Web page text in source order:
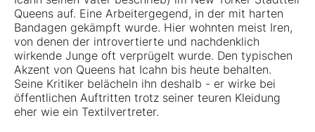
Queens auf. Eine Arbeitergegend, in der mit harten
Bandagen gekämpft wurde. Hier wohnten meist Iren,
von denen der introvertierte und nachdenklich
wirkende Junge oft verprügelt wurde. Den typischen
Akzent von Queens hat Icahn bis heute behalten.
Seine Kritiker belächeln ihn deshalb - er wirke bei
öffentlichen Auftritten trotz seiner teuren Kleidung
eher wie ein Textilvertreter.